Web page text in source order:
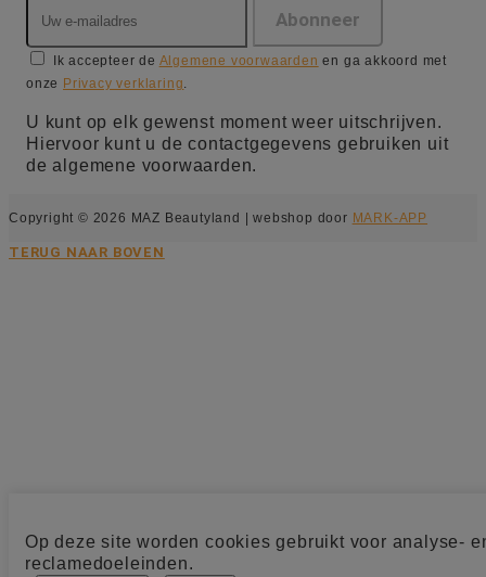
Op deze site worden cookies gebruikt voor analyse-
reclamedoeleinden.
Ik accepteer de Algemene voorwaarden en ga akkoord met
onze Privacy verklaring.
U kunt op elk gewenst moment weer uitschrijven.
Hiervoor kunt u de contactgegevens gebruiken uit
de algemene voorwaarden.
Copyright © 2026 MAZ Beautyland | webshop door MARK-APP
TERUG NAAR BOVEN